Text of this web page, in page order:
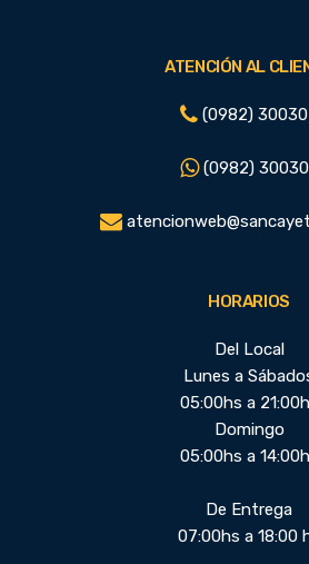
ATENCIÓN AL
(0982)
(0982)
HORARIOS
Del Local
Lunes a
05:00hs a
Domingo
05:00hs a
De Entrega
07:00hs a 18:00